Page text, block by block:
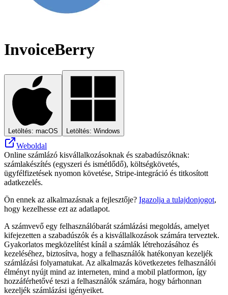
InvoiceBerry
Letöltés: macOS Letöltés: Windows
Weboldal
Online számlázó kisvállalkozásoknak és szabadúszóknak:
számlakészítés (egyszeri és ismétlődő), költségkövetés,
ügyfélfizetések nyomon követése, Stripe-integráció és titkosított
adatkezelés.
Ön ennek az alkalmazásnak a fejlesztője? Igazolja a tulajdonjogot,
hogy kezelhesse ezt az adatlapot.
A számvevő egy felhasználóbarát számlázási megoldás, amelyet
kifejezetten a szabadúszók és a kisvállalkozások számára terveztek.
Gyakorlatos megközelítést kínál a számlák létrehozásához és
kezeléséhez, biztosítva, hogy a felhasználók hatékonyan kezeljék
számlázási folyamatukat. Az alkalmazás következetes felhasználói
élményt nyújt mind az interneten, mind a mobil platformon, így
hozzáférhetővé teszi a felhasználók számára, hogy bárhonnan
kezeljék számlázási igényeiket.